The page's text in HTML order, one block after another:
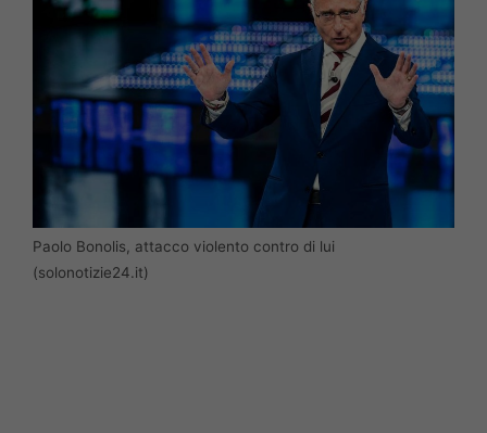
Paolo Bonolis, attacco violento contro di lui
(solonotizie24.it)